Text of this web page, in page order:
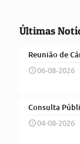
Últimas
Reunião de
06-08-2026
Consulta
04-08-2026